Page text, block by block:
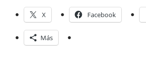
X Facebook
Más